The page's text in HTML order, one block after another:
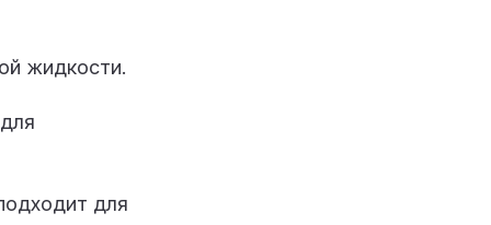
жидкости.
для